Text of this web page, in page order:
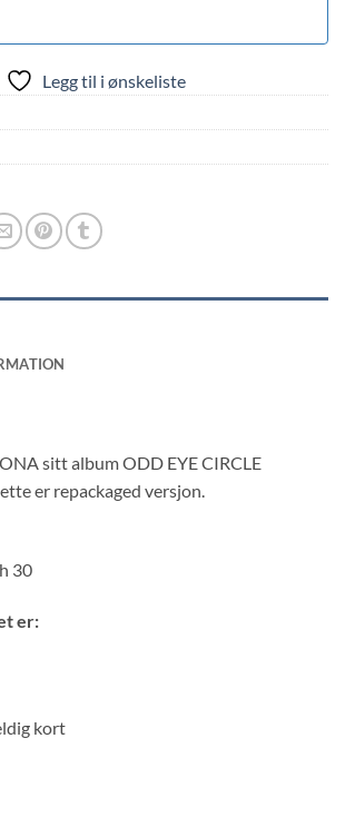
Legg til i ønskeliste
sitt album ODD EYE CIRCLE
er repackaged versjon.
30
er:
kort